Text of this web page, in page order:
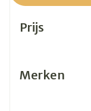
Prijs
Merken